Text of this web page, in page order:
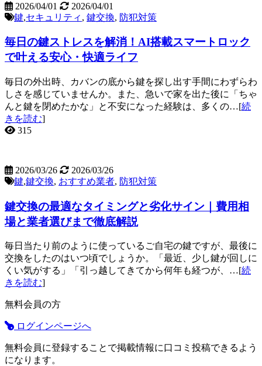
2026/04/01
2026/04/01
鍵,セキュリティ , 鍵交換, 防犯対策
毎日の鍵ストレスを解消！AI搭載スマートロック
で叶える安心・快適ライフ
毎日の外出時、カバンの底から鍵を探し出す手間にわずらわ
しさを感じていませんか。また、急いで家を出た後に「ちゃ
んと鍵を閉めたかな」と不安になった経験は、多くの…[続
きを読む]
315
2026/03/26
2026/03/26
鍵,鍵交換, おすすめ業者, 防犯対策
鍵交換の最適なタイミングと劣化サイン｜費用相
場と業者選びまで徹底解説
毎日当たり前のように使っているご自宅の鍵ですが、最後に
交換をしたのはいつ頃でしょうか。「最近、少し鍵が回しに
くい気がする」「引っ越してきてから何年も経つが、…[続
きを読む]
無料会員の方
ログインページへ
無料会員に登録することで掲載情報に口コミ投稿できるよう
になります。